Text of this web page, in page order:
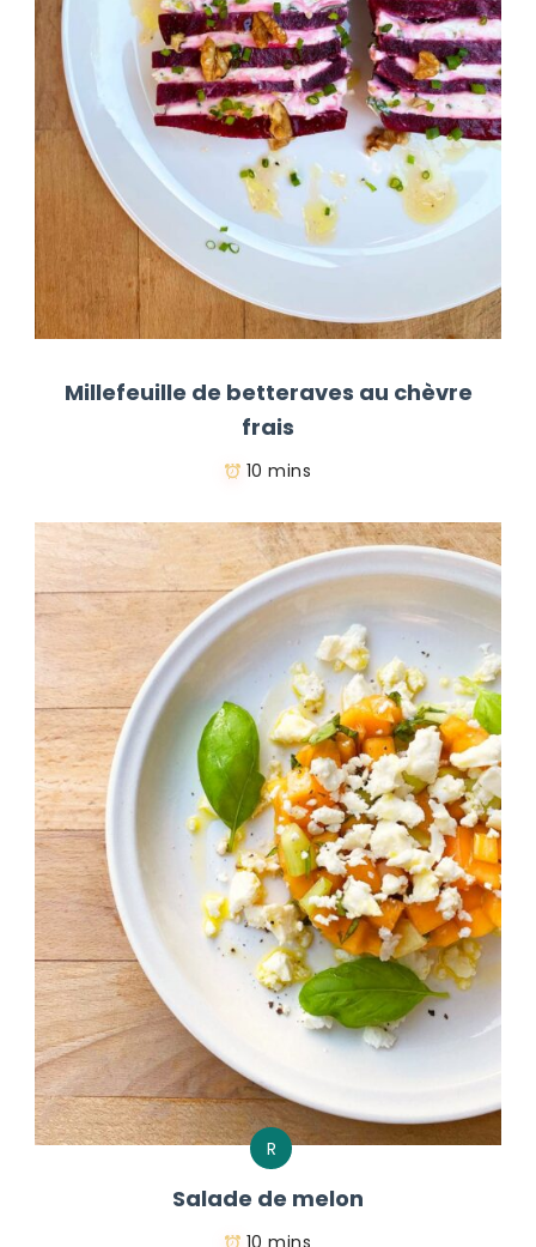
Millefeuille de betteraves au chèvre
frais
10 mins
R
Salade de melon